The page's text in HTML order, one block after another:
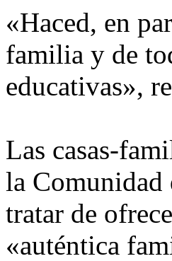
«Haced, en
familia y de
educativas»,
Las casas-
la
tratar de
«auténtica